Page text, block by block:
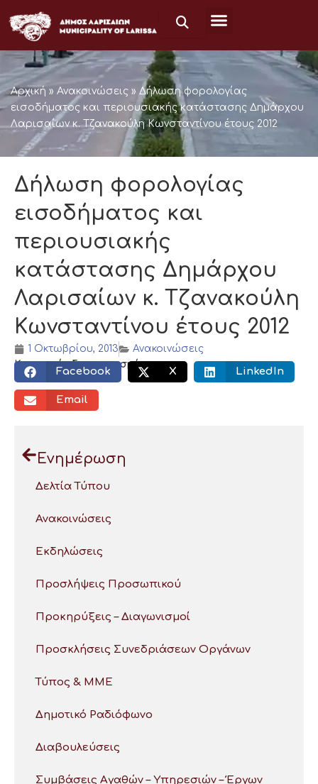
στο
περιεχόμενο
Αρχική » Ανακοινώσεις » Δήλωση φορολογίας
εισοδήματος και περιουσιακής κατάστασης Δημάρχου
Λαρισαίων κ. Τζανακούλη Κωνσταντίνου έτους 2012
Δήλωση φορολογίας
εισοδήματος και
περιουσιακής
κατάστασης Δημάρχου
Λαρισαίων κ. Τζανακούλη
Κωνσταντίνου έτους 2012
1 Οκτωβρίου, 2013
Ανακοινώσεις
Κοινωνικός διαμοιρασμός:
Facebook X LinkedIn
Email
Ενημέρωση
Δελτία Τύπου
Ανακοινώσεις
Εκδηλώσεις
Προσλήψεις Προσωπικού
Προκηρύξεις – Διαγωνισμοί
Προσκλήσεις Συνεδριάσεων Οργάνων
Τύπος & ΜΜΕ
Δημοτικό Ραδιόφωνο
Διαβουλεύσεις
Συμβάσεις Αγαθών – Υπηρεσιών – Έργων